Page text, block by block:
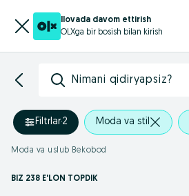
Ilovada davom ettirish
OLXga bir bosish bilan kirish
Nimani qidiryapsiz?
Filtrlar·2 Moda va stil
Moda va uslub Bekobod
BIZ 238 E'LON TOPDIK